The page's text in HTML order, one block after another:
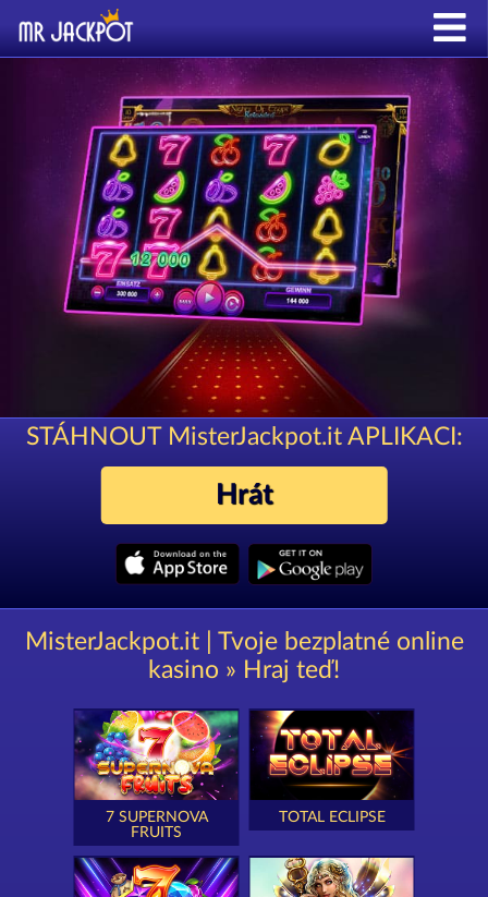
STÁHNOUT MisterJackpot.it APLIKACI:
Hrát
MisterJackpot.it | Tvoje bezplatné online
kasino » Hraj teď!
7 SUPERNOVA
FRUITS
TOTAL ECLIPSE